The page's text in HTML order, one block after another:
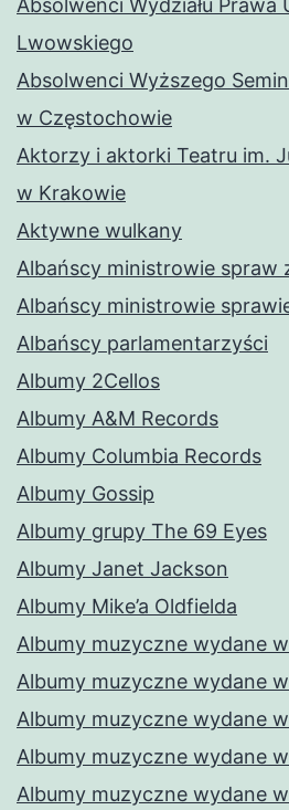
Absolwenci Wydziału Prawa
Lwowskiego
Absolwenci Wyższego
w Częstochowie
Aktorzy i aktorki Teatru im.
w Krakowie
Aktywne wulkany
Albańscy ministrowie spraw
Albańscy ministrowie
Albańscy parlamentarzyści
Albumy 2Cellos
Albumy A&M Records
Albumy Columbia Records
Albumy Gossip
Albumy grupy The 69 Eyes
Albumy Janet Jackson
Albumy Mike’a Oldfielda
Albumy muzyczne wydane
Albumy muzyczne wydane
Albumy muzyczne wydane
Albumy muzyczne wydane
Albumy muzyczne wydane